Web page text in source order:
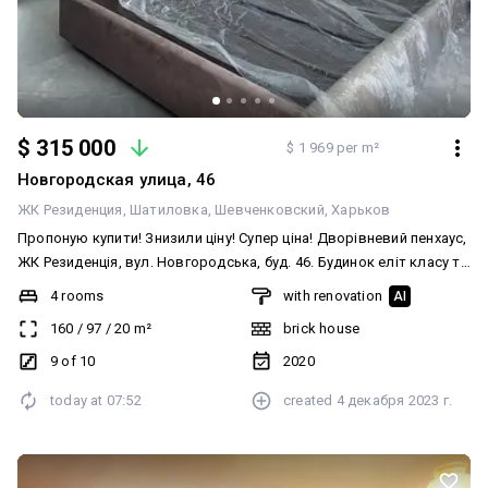
$ 315 000 $ 1 969 per m²
Новгородская улица, 46
ЖК Резиденция Шатиловка Шевченковский Харьков
Пропоную купити! Знизили ціну! Супер ціна! Дворівневий пенхаус,
ЖК Резиденція, вул. Новгородська, буд. 46. Будинок еліт класу та
отримати паркінг в подарунок. У квартирі виконаний стильний,
авторський ремонт із використанням дорогих, якісних
матеріалів. Вдала кольорова гама з елементами декору
надають квартирі вишуканості та затишку, сучасне освітлення-
меблі відомих італійських брендів. Формат квартири: перший
функціональним островом, гостьова кімната, сан. вузол з
душовою кабінкою, балкон засклений та холодний; другий
4 rooms
160 /97 /20 m²
9 of 10
with renovation AI
brick house
2020
today at 07:52 created 4 декабря 2023 г.